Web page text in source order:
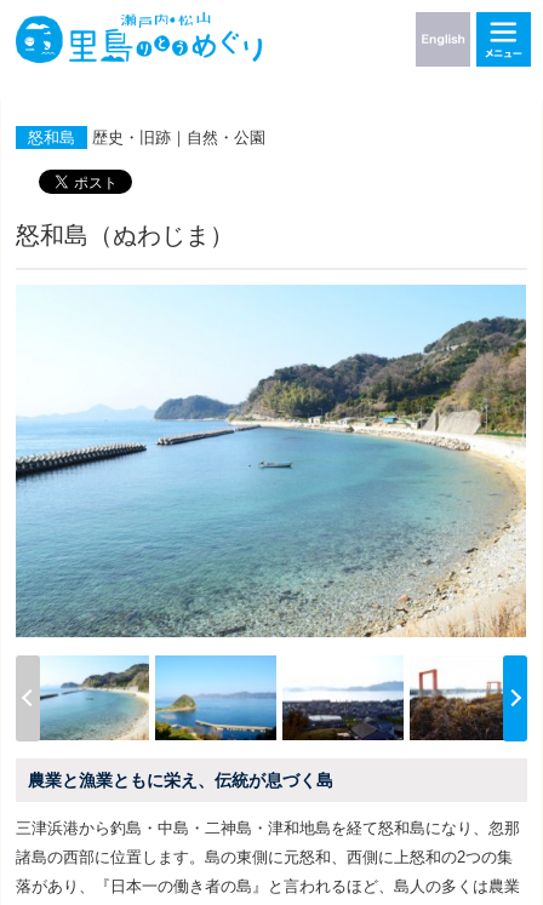
怒和島 歴史・旧跡｜自然・公園
怒和島（ぬわじま）
農業と漁業ともに栄え、伝統が息づく島
三津浜港から釣島・中島・二神島・津和地島を経て怒和島になり、忽那
諸島の西部に位置します。島の東側に元怒和、西側に上怒和の2つの集
落があり、『日本一の働き者の島』と言われるほど、島人の多くは農業